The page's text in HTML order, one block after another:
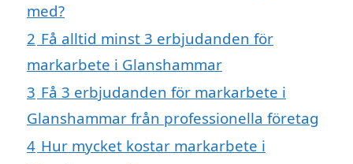
med?
2 Få alltid minst 3 erbjudanden för
markarbete i Glanshammar
3 Få 3 erbjudanden för markarbete i
Glanshammar från professionella företag
4 Hur mycket kostar markarbete i